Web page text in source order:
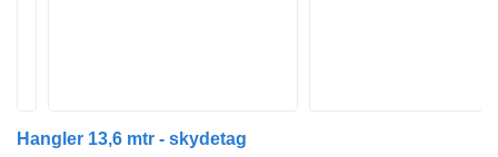
Hangler 13,6 mtr - skydetag